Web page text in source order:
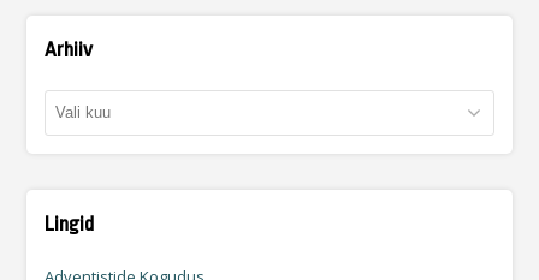
Arhiiv
Arhiiv
Lingid